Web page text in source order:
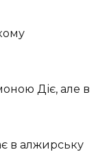
Діє, але в
в алжирську